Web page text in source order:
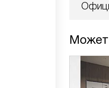
Может